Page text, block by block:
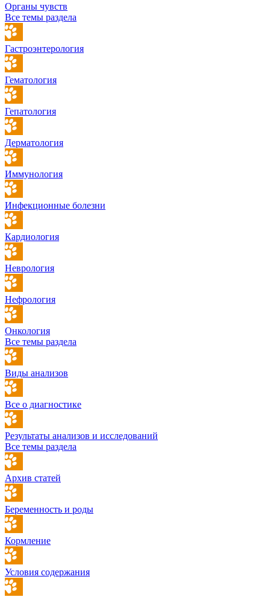
Органы чувств
Все темы раздела
Гастроэнтерология
Гематология
Гепатология
Дерматология
Иммунология
Инфекционные болезни
Кардиология
Неврология
Нефрология
Онкология
Все темы раздела
Виды анализов
Все о диагностике
Результаты анализов и исследований
Все темы раздела
Архив статей
Беременность и роды
Кормление
Условия содержания